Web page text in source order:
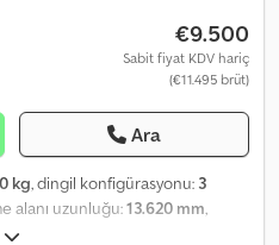
€9.500
Sabit fiyat KDV hariç
(€11.495 brüt)
Ara
kg, dingil konfigürasyonu: 3
alanı uzunluğu:13.620 mm
, yükleme alanı yüksekliği: